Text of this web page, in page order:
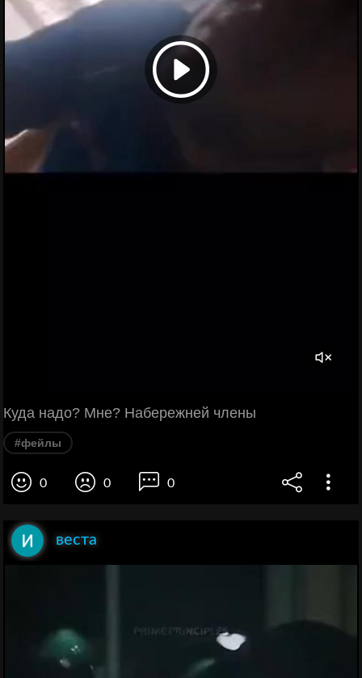
Куда надо? Мне? Набережней члены
#фейлы
0 0 0
веста